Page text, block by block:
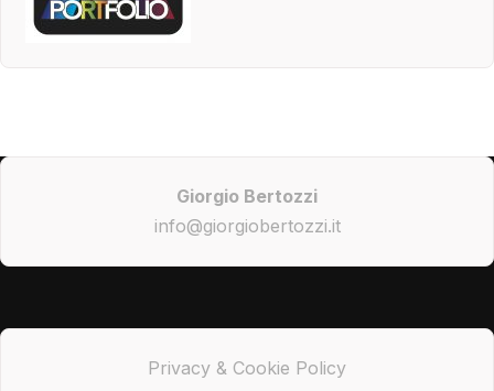
Giorgio Bertozzi
info@giorgiobertozzi.it
Privacy & Cookie Policy